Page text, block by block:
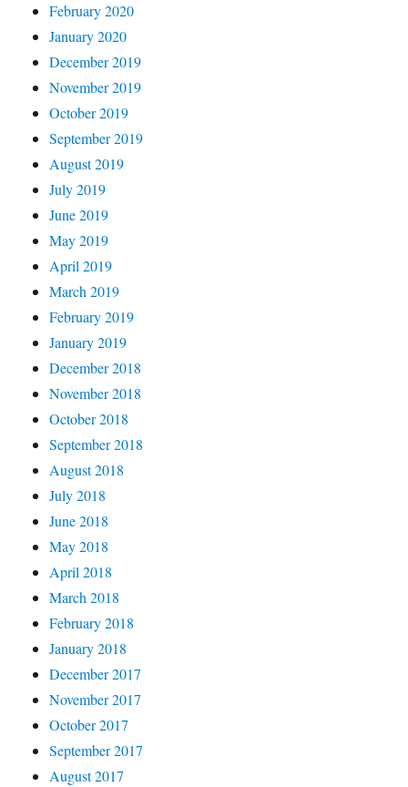
February 2020
January 2020
December 2019
November 2019
October 2019
September 2019
August 2019
July 2019
June 2019
May 2019
April 2019
March 2019
February 2019
January 2019
December 2018
November 2018
October 2018
September 2018
August 2018
July 2018
June 2018
May 2018
April 2018
March 2018
February 2018
January 2018
December 2017
November 2017
October 2017
September 2017
August 2017